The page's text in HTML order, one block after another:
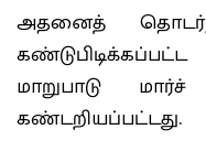
அதனைத்
மாறுபாடு
கண்டறியப்பட்டது.